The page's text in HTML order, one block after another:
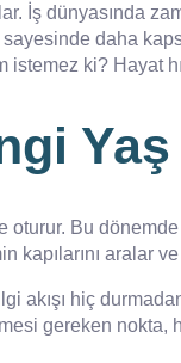
İş dünyasında
daha
ki? Hayat
Bu
aralar
akışı hiç
gereken nokta,